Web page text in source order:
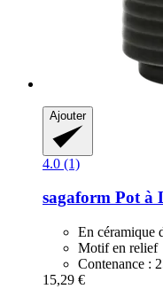
Ajouter
4.0 (1)
sagaform Pot à
En céramique
Motif en relief
Contenance :
15,29 €